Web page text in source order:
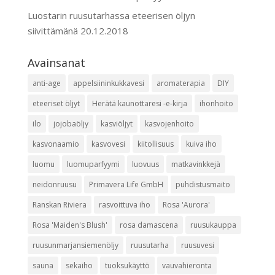
Luostarin ruusutarhassa eteerisen öljyn
siivittämänä 20.12.2018
Avainsanat
anti-age appelsiininkukkavesi aromaterapia
DIY
eteeriset öljyt
Herätä kaunottaresi -e-kirja
ihonhoito
ilo
jojobaöljy kasviöljyt
kasvojenhoito
kasvonaamio
kasvovesi kiitollisuus
kuiva iho
luomu
luomuparfyymi luovuus
matkavinkkejä
neidonruusu
Primavera Life GmbH
puhdistusmaito
Ranskan Riviera
rasvoittuva iho
Rosa 'Aurora'
Rosa 'Maiden's Blush'
rosa damascena
ruusukauppa
ruusunmarjansiemenöljy
ruusutarha
ruusuvesi
sauna
sekaiho tuoksukäyttö vauvahieronta